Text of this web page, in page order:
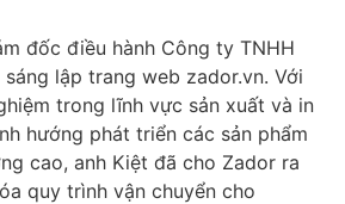
đốc điều hành Công ty TNHH
lập trang web zador.vn. Với
trong lĩnh vực sản xuất và in
hướng phát triển các sản phẩm
cao, anh Kiệt đã cho Zador ra
quy trình vận chuyển cho